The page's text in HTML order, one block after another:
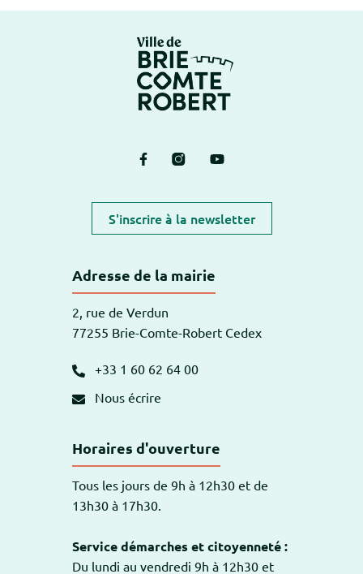
Lien vers le compte Facebook
Lien vers le compte Instagram
Lien vers la chaîne
S'inscrire à la newsletter
Adresse de la mairie
2, rue de Verdun
77255 Brie-Comte-Robert Cedex
+33 1 60 62 64 00
Nous écrire
Horaires d'ouverture
Tous les jours de 9h à 12h30 et de
13h30 à 17h30.
Service démarches et citoyenneté :
Du lundi au vendredi 9h à 12h30 et